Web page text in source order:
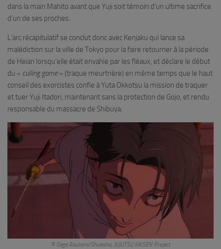
dans la main Mahito avant que Yuji soit témoin d’un ultime sacrifice
d’un de ses proches.
L’arc récapitulatif se conclut donc avec Kenjaku qui lance sa
malédiction sur la ville de Tokyo pour la faire retourner à la période
de Heian lorsqu’elle était envahie par les fléaux, et déclare le début
du « culling game» (traque meurtrière) en même temps que le haut
conseil des exorcistes confie à Yuta Okkotsu la mission de traquer
et tuer Yuji Itadori, maintenant sans la protection de Gojo, et rendu
responsable du massacre de Shibuya.
© Gege Akutami/Shueisha, JUJUTSU KAISEN Project